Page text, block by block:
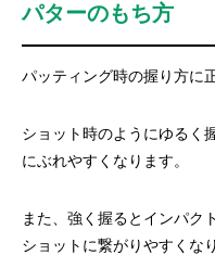
パターのもち方
パッティング時の握り方に
ショット時のようにゆるく
にぶれやすくなります。
また、強く握るとインパク
ショットに繋がりやすくな